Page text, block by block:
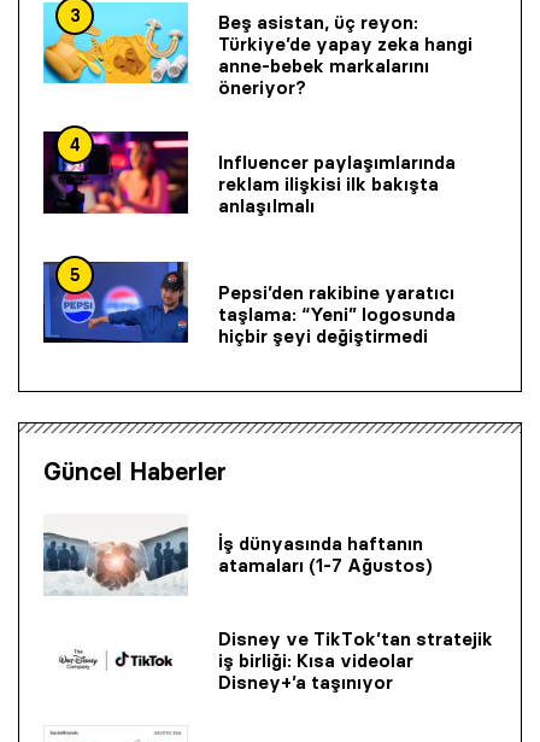
3
Beş asistan, üç reyon:
Türkiye’de yapay zeka hangi
anne-bebek markalarını
öneriyor?
4
Influencer paylaşımlarında
reklam ilişkisi ilk bakışta
anlaşılmalı
5
Pepsi’den rakibine yaratıcı
taşlama: “Yeni” logosunda
hiçbir şeyi değiştirmedi
Güncel Haberler
İş dünyasında haftanın
atamaları (1-7 Ağustos)
Disney ve TikTok’tan stratejik
iş birliği: Kısa videolar
Disney+’a taşınıyor